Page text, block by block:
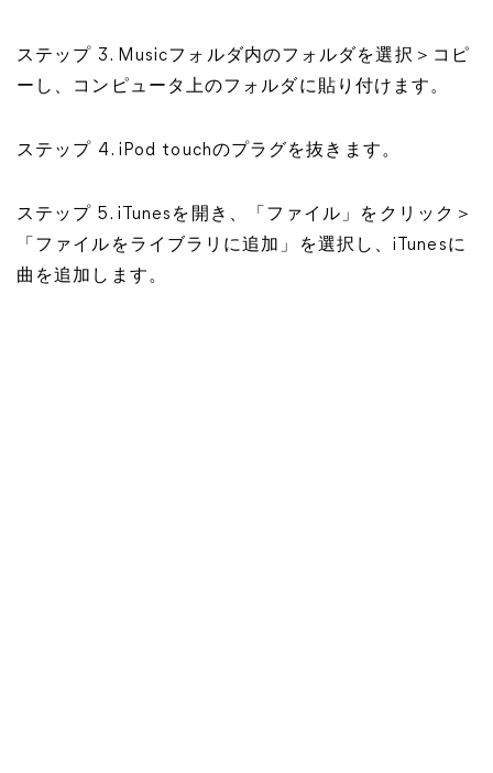
ステップ 3. Musicフォルダ内のフォルダを選択＞コピ
ーし、コンピュータ上のフォルダに貼り付けます。
ステップ 4. iPod touchのプラグを抜きます。
ステップ 5. iTunesを開き、「ファイル」をクリック＞
「ファイルをライブラリに追加」を選択し、iTunesに
曲を追加します。